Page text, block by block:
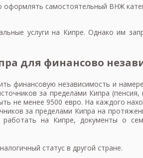
самостоятельный ВНЖ
услуги на Кипре. Однако им
для финансово
финансовую независимость и
за пределами Кипра
не менее 9500 евро. На каждого
за пределами Кипра на
работать на Кипре, документы о
статус в другой стране.